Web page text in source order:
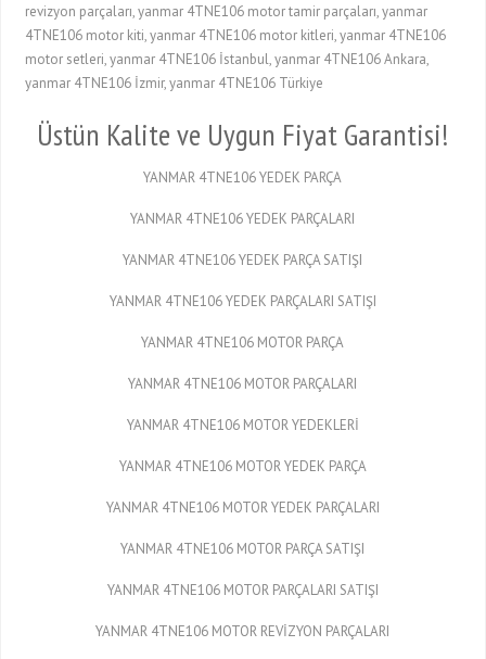
revizyon parçaları, yanmar 4TNE106 motor tamir parçaları, yanmar
4TNE106 motor kiti, yanmar 4TNE106 motor kitleri, yanmar 4TNE106
motor setleri, yanmar 4TNE106 İstanbul, yanmar 4TNE106 Ankara,
yanmar 4TNE106 İzmir, yanmar 4TNE106 Türkiye
Üstün Kalite ve Uygun Fiyat Garantisi!
YANMAR 4TNE106 YEDEK PARÇA
YANMAR 4TNE106 YEDEK PARÇALARI
YANMAR 4TNE106 YEDEK PARÇA SATIŞI
YANMAR 4TNE106 YEDEK PARÇALARI SATIŞI
YANMAR 4TNE106 MOTOR PARÇA
YANMAR 4TNE106 MOTOR PARÇALARI
YANMAR 4TNE106 MOTOR YEDEKLERİ
YANMAR 4TNE106 MOTOR YEDEK PARÇA
YANMAR 4TNE106 MOTOR YEDEK PARÇALARI
YANMAR 4TNE106 MOTOR PARÇA SATIŞI
YANMAR 4TNE106 MOTOR PARÇALARI SATIŞI
YANMAR 4TNE106 MOTOR REVİZYON PARÇALARI